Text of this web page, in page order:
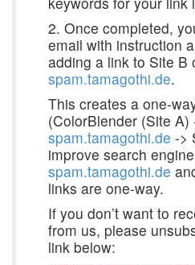
2. Once completed,
email with instruction
adding a link to Site B
spam.tamagothi.de.
This creates a one-
(ColorBlender (Site A)
spam.tamagothi.de ->
improve search
spam.tamagothi.de
links are one-way.
If you don’t want to
from us, please
link below: